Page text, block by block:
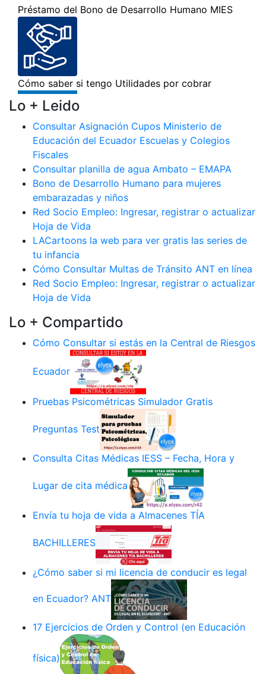
Lo + Leido
Consultar Asignación Cupos Ministerio de
Educación del Ecuador Escuelas y Colegios
Fiscales
Consultar planilla de agua Ambato – EMAPA
Bono de Desarrollo Humano para mujeres
embarazadas y niños
Red Socio Empleo: Ingresar, registrar o actualizar
Hoja de Vida
LACartoons la web para ver gratis las series de
tu infancia
Cómo Consultar Multas de Tránsito ANT en línea
Red Socio Empleo: Ingresar, registrar o actualizar
Hoja de Vida
Lo + Compartido
Cómo Consultar si estás en la Central de Riesgos
Ecuador
Pruebas Psicométricas Simulador Gratis
Preguntas Test
Consulta Citas Médicas IESS – Fecha, Hora y
Lugar de cita médica
Envía tu hoja de vida a Almacenes TÍA
BACHILLERES
¿Cómo saber si mi licencia de conducir es legal
en Ecuador? ANT
17 Ejercicios de Orden y Control (en Educación
física)